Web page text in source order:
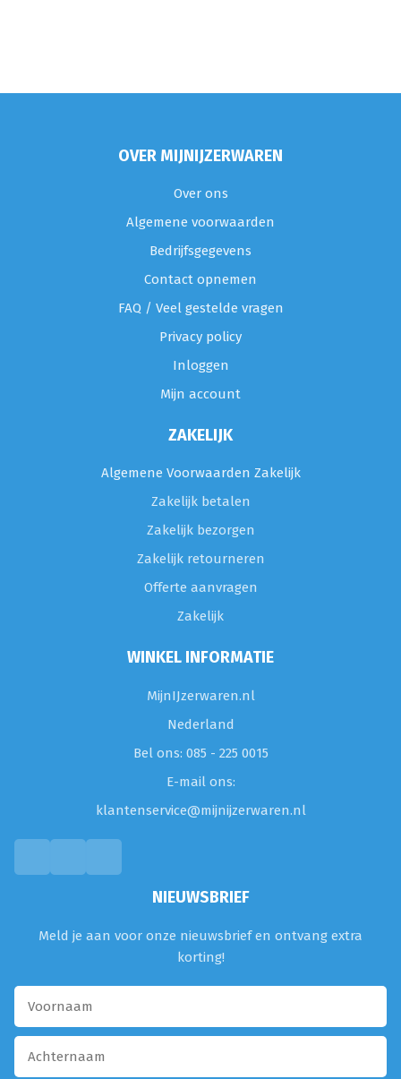
OVER MIJNIJZERWAREN
Over ons
Algemene voorwaarden
Bedrijfsgegevens
Contact opnemen
FAQ / Veel gestelde vragen
Privacy policy
Inloggen
Mijn account
ZAKELIJK
Algemene Voorwaarden Zakelijk
Zakelijk betalen
Zakelijk bezorgen
Zakelijk retourneren
Offerte aanvragen
Zakelijk
WINKEL INFORMATIE
MijnIJzerwaren.nl
Nederland
Bel ons: 085 - 225 0015
E-mail ons:
klantenservice@mijnijzerwaren.nl
NIEUWSBRIEF
Meld je aan voor onze nieuwsbrief en ontvang extra
korting!